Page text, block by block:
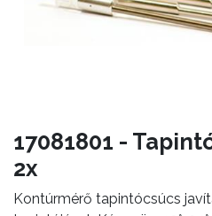
17081801 -
2x
Kontúrmérő tapintócsúcs